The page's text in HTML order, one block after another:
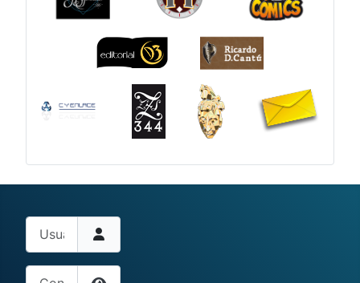
Usuario
Contraseña